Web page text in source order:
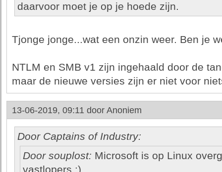
daarvoor moet je op je hoede zijn.
Tjonge jonge...wat een onzin weer. Ben je
NTLM en SMB v1 zijn ingehaald door de
maar de nieuwe versies zijn er niet voor
13-06-2019, 09:11 door Anoniem
Door Captains of Industry:
Door souplost: Microsoft is op Linux
vastlopers :)